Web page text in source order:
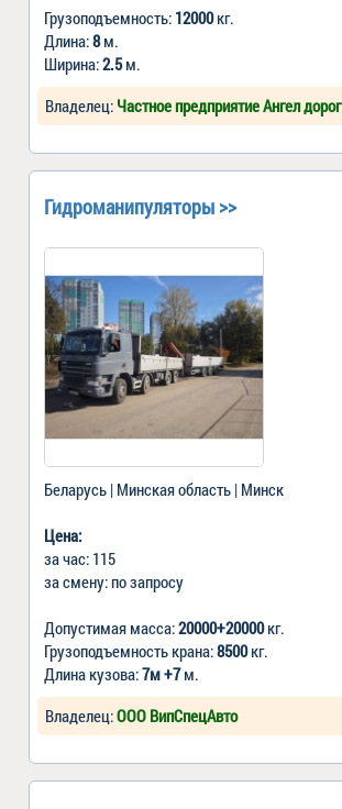
Грузоподъемность: 12000кг.
Длина:8м.
Ширина:2.5м.
Владелец: Частное предприятие Ангел дорог
Гидроманипуляторы >>
Беларусь | Минская область | Минск
Цена:
за час: 115
за смену: по запросу
Допустимая масса:20000+20000кг.
Грузоподъемность крана:8500кг.
Длина кузова:7м +7м.
Владелец:ООО ВипСпецАвто